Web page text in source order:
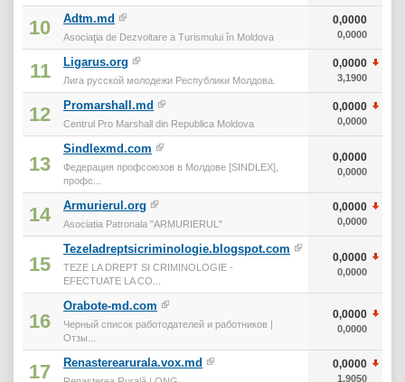
10 Adtm.md
Asociaţia de Dezvoltare a Turismului în Moldova
0,0000
0,0000
11 Ligarus.org
Лига русской молодежи Республики Молдова.
0,0000
3,1900
12 Promarshall.md
Centrul Pro Marshall din Republica Moldova
0,0000
0,0000
13
Sindlexmd.com
Федерация профсоюзов в Молдове [SINDLEX],
профс...
0,0000
0,0000
14 Armurierul.org
Asociatia Patronala "ARMURIERUL"
0,0000
0,0000
15
Tezeladreptsicriminologie.blogspot.com
TEZE LA DREPT SI CRIMINOLOGIE -
EFECTUATE LA CO...
0,0000
0,0000
16
Orabote-md.com
Черный список работодателей и работников |
Отзы...
0,0000
0,0000
17 Renasterearurala.vox.md 0,0000
1,9050